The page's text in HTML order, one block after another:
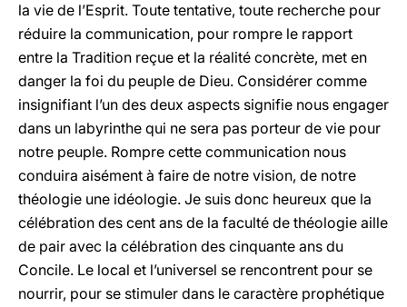
la vie de l’Esprit. Toute tentative, toute recherche pour
réduire la communication, pour rompre le rapport
entre la Tradition reçue et la réalité concrète, met en
danger la foi du peuple de Dieu. Considérer comme
insignifiant l’un des deux aspects signifie nous engager
dans un labyrinthe qui ne sera pas porteur de vie pour
notre peuple. Rompre cette communication nous
conduira aisément à faire de notre vision, de notre
théologie une idéologie. Je suis donc heureux que la
célébration des cent ans de la faculté de théologie aille
de pair avec la célébration des cinquante ans du
Concile. Le local et l’universel se rencontrent pour se
nourrir, pour se stimuler dans le caractère prophétique